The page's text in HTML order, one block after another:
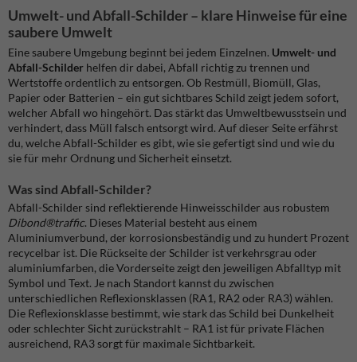
Umwelt- und Abfall-Schilder – klare Hinweise für eine
saubere Umwelt
Eine saubere Umgebung beginnt bei jedem Einzelnen. Umwelt- und
Abfall-Schilder helfen dir dabei, Abfall richtig zu trennen und
Wertstoffe ordentlich zu entsorgen. Ob Restmüll, Biomüll, Glas,
Papier oder Batterien – ein gut sichtbares Schild zeigt jedem sofort,
welcher Abfall wo hingehört. Das stärkt das Umweltbewusstsein und
verhindert, dass Müll falsch entsorgt wird. Auf dieser Seite erfährst
du, welche Abfall-Schilder es gibt, wie sie gefertigt sind und wie du
sie für mehr Ordnung und Sicherheit einsetzt.
Was sind Abfall-Schilder?
Abfall-Schilder sind reflektierende Hinweisschilder aus robustem
Dibond®traffic. Dieses Material besteht aus einem
Aluminiumverbund, der korrosionsbeständig und zu hundert Prozent
recycelbar ist. Die Rückseite der Schilder ist verkehrsgrau oder
aluminiumfarben, die Vorderseite zeigt den jeweiligen Abfalltyp mit
Symbol und Text. Je nach Standort kannst du zwischen
unterschiedlichen Reflexionsklassen (RA1, RA2 oder RA3) wählen.
Die Reflexionsklasse bestimmt, wie stark das Schild bei Dunkelheit
oder schlechter Sicht zurückstrahlt – RA1 ist für private Flächen
ausreichend, RA3 sorgt für maximale Sichtbarkeit.